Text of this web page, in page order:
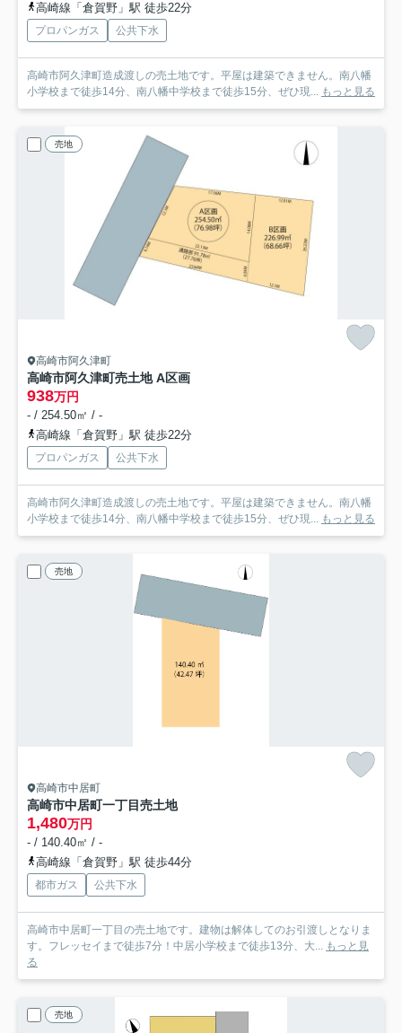
高崎線「倉賀野」駅 徒歩22分
プロパンガス 公共下水
高崎市阿久津町造成渡しの売土地です。平屋は建築できません。南八幡
小学校まで徒歩14分、南八幡中学校まで徒歩15分、ぜひ現... もっと見る
売地
高崎市阿久津町
高崎市阿久津町売土地 A区画
938万円
- / 254.50㎡ / -
高崎線「倉賀野」駅 徒歩22分
プロパンガス 公共下水
高崎市阿久津町造成渡しの売土地です。平屋は建築できません。南八幡
小学校まで徒歩14分、南八幡中学校まで徒歩15分、ぜひ現... もっと見る
売地
高崎市中居町
高崎市中居町一丁目売土地
1,480万円
- / 140.40㎡ / -
高崎線「倉賀野」駅 徒歩44分
都市ガス 公共下水
高崎市中居町一丁目の売土地です。建物は解体してのお引渡しとなりま
す。フレッセイまで徒歩7分！中居小学校まで徒歩13分、大... もっと見
る
売地